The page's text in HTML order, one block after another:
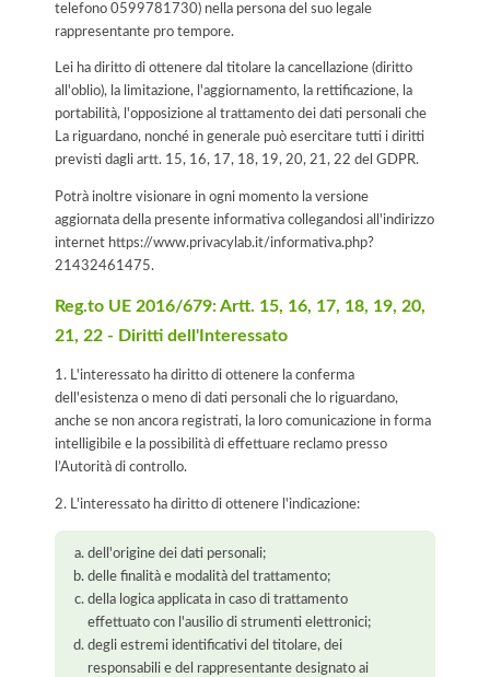
telefono 0599781730) nella persona del suo legale
rappresentante pro tempore.
Lei ha diritto di ottenere dal titolare la cancellazione (diritto
all'oblio), la limitazione, l'aggiornamento, la rettificazione, la
portabilità, l'opposizione al trattamento dei dati personali che
La riguardano, nonché in generale può esercitare tutti i diritti
previsti dagli artt. 15, 16, 17, 18, 19, 20, 21, 22 del GDPR.
Potrà inoltre visionare in ogni momento la versione
aggiornata della presente informativa collegandosi all'indirizzo
internet https://www.privacylab.it/informativa.php?
21432461475.
Reg.to UE 2016/679: Artt. 15, 16, 17, 18, 19, 20,
21, 22 - Diritti dell'Interessato
1. L'interessato ha diritto di ottenere la conferma
dell'esistenza o meno di dati personali che lo riguardano,
anche se non ancora registrati, la loro comunicazione in forma
intelligibile e la possibilità di effettuare reclamo presso
l’Autorità di controllo.
2. L'interessato ha diritto di ottenere l'indicazione:
dell'origine dei dati personali;
delle finalità e modalità del trattamento;
della logica applicata in caso di trattamento
effettuato con l'ausilio di strumenti elettronici;
degli estremi identificativi del titolare, dei
responsabili e del rappresentante designato ai